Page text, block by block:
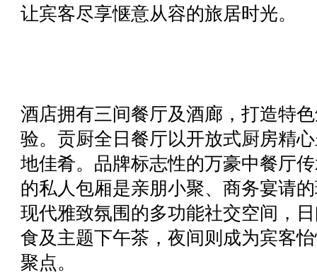
让宾客尽享惬意从容的旅居时光。
酒店拥有三间餐厅及酒廊，打造特
验。贡厨全日餐厅以开放式厨房精
地佳肴。品牌标志性的万豪中餐厅
的私人包厢是亲朋小聚、商务宴请
现代雅致氛围的多功能社交空间，
食及主题下午茶，夜间则成为宾客
聚点。